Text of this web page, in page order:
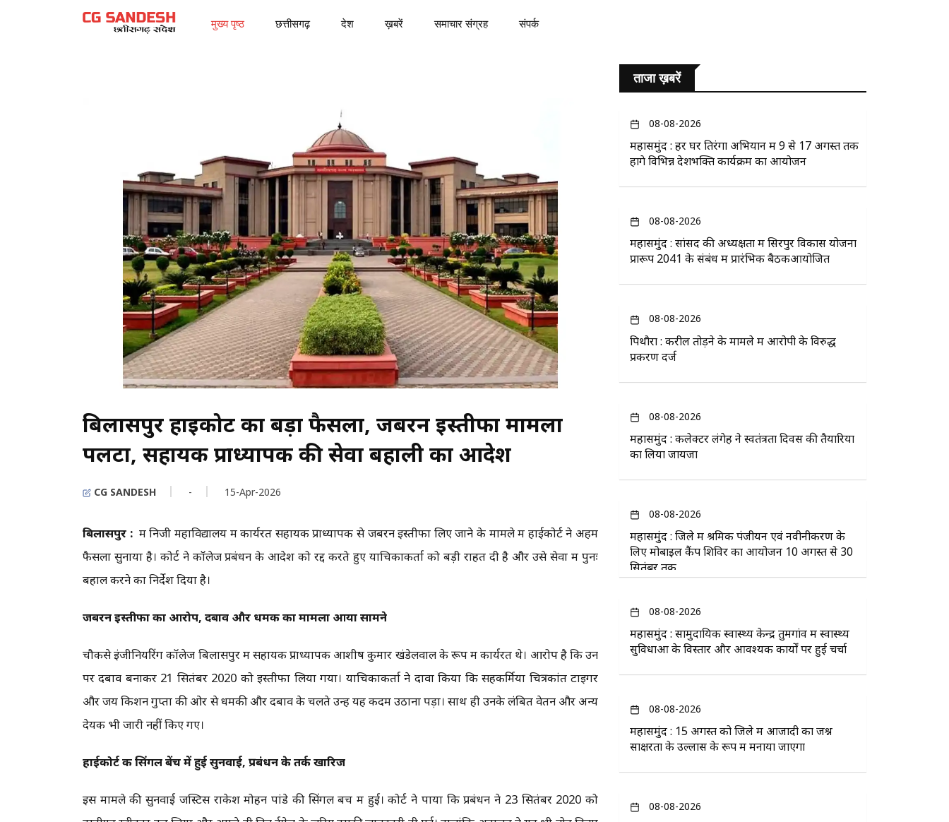
मुख्य पृष्ठ छत्तीसगढ़ देश ख़बरें समाचार संग्रह संपर्क
बिलासपुर हाईकोर्ट का बड़ा फैसला, जबरन इस्तीफा मामला
पलटा, सहायक प्राध्यापक की सेवा बहाली का आदेश
CG SANDESH - 15-Apr-2026
बिलासपुर :में निजी महाविद्यालय में कार्यरत सहायक प्राध्यापक से जबरन इस्तीफा लिए जाने के मामले में हाईकोर्ट ने अहम
फैसला सुनाया है। कोर्ट ने कॉलेज प्रबंधन के आदेश को रद्द करते हुए याचिकाकर्ता को बड़ी राहत दी है और उसे सेवा में पुनः
बहाल करने का निर्देश दिया है।
जबरन इस्तीफा का आरोप, दबाव और धमकी का मामला आया सामने
चौकसे इंजीनियरिंग कॉलेज बिलासपुर में सहायक प्राध्यापक आशीष कुमार खंडेलवाल के रूप में कार्यरत थे। आरोप है कि उन
पर दबाव बनाकर 21 सितंबर 2020 को इस्तीफा लिया गया। याचिकाकर्ता ने दावा किया कि सहकर्मियों चित्रकांत टाइगर
और जय किशन गुप्ता की ओर से धमकी और दबाव के चलते उन्हें यह कदम उठाना पड़ा। साथ ही उनके लंबित वेतन और अन्य
देयक भी जारी नहीं किए गए।
हाईकोर्ट की सिंगल बेंच में हुई सुनवाई, प्रबंधन के तर्क खारिज
इस मामले की सुनवाई जस्टिस राकेश मोहन पांडे की सिंगल बेंच में हुई। कोर्ट ने पाया कि प्रबंधन ने 23 सितंबर 2020 को
ताजा ख़बरें
08-08-2026
महासमुंद : हर घर तिरंगा अभियान में 9 से 17 अगस्त तक
होंगे विभिन्न देशभक्ति कार्यक्रम का आयोजन
08-08-2026
महासमुंद : सांसद की अध्यक्षता में सिरपुर विकास योजना
प्रारूप 2041 के संबंध में प्रारंभिक बैठकआयोजित
08-08-2026
पिथौरा : करील तोड़ने के मामले में आरोपी के विरुद्ध
प्रकरण दर्ज
08-08-2026
महासमुंद : कलेक्टर लंगेह ने स्वतंत्रता दिवस की तैयारियों
का लिया जायजा
08-08-2026
महासमुंद : जिले में श्रमिक पंजीयन एवं नवीनीकरण के
लिए मोबाइल कैंप शिविर का आयोजन 10 अगस्त से 30
सितंबर तक
08-08-2026
महासमुंद : सामुदायिक स्वास्थ्य केन्द्र तुमगांव में स्वास्थ्य
सुविधाओं के विस्तार और आवश्यक कार्यों पर हुई चर्चा
08-08-2026
महासमुंद : 15 अगस्त को जिले में आजादी का जश्न
साक्षरता के उल्लास के रूप में मनाया जाएगा
08-08-2026